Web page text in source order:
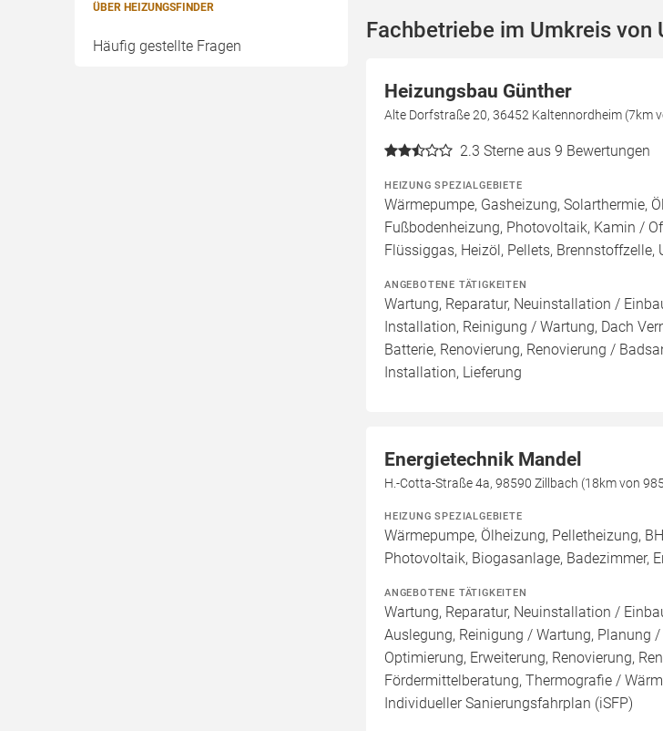
ÜBER HEIZUNGSFINDER
Häufig gestellte Fragen
Fachbetriebe im Umkreis von
Heizungsbau Günther
Alte Dorfstraße 20, 36452 Kaltennordheim (7km
2.3 Sterne aus 9 Bewertungen
HEIZUNG SPEZIALGEBIETE
Wärmepumpe, Gasheizung, Solarthermie,
Fußbodenheizung, Photovoltaik, Kamin /
Flüssiggas, Heizöl, Pellets,
ANGEBOTENE TÄTIGKEITEN
Wartung, Reparatur, Neuinstallation /
Installation, Reinigung / Wartung, Dach
Batterie, Renovierung, Renovierung /
Installation, Lieferung
Energietechnik Mandel
H.-Cotta-Straße 4a, 98590 Zillbach (18km von
HEIZUNG SPEZIALGEBIETE
Wärmepumpe, Ölheizung, Pelletheizung,
Photovoltaik, Biogasanlage, Badezimmer,
ANGEBOTENE TÄTIGKEITEN
Wartung, Reparatur, Neuinstallation /
Auslegung, Reinigung / Wartung, Planung
Optimierung, Erweiterung, Renovierung,
Fördermittelberatung, Thermografie /
Individueller Sanierungsfahrplan (iSFP)